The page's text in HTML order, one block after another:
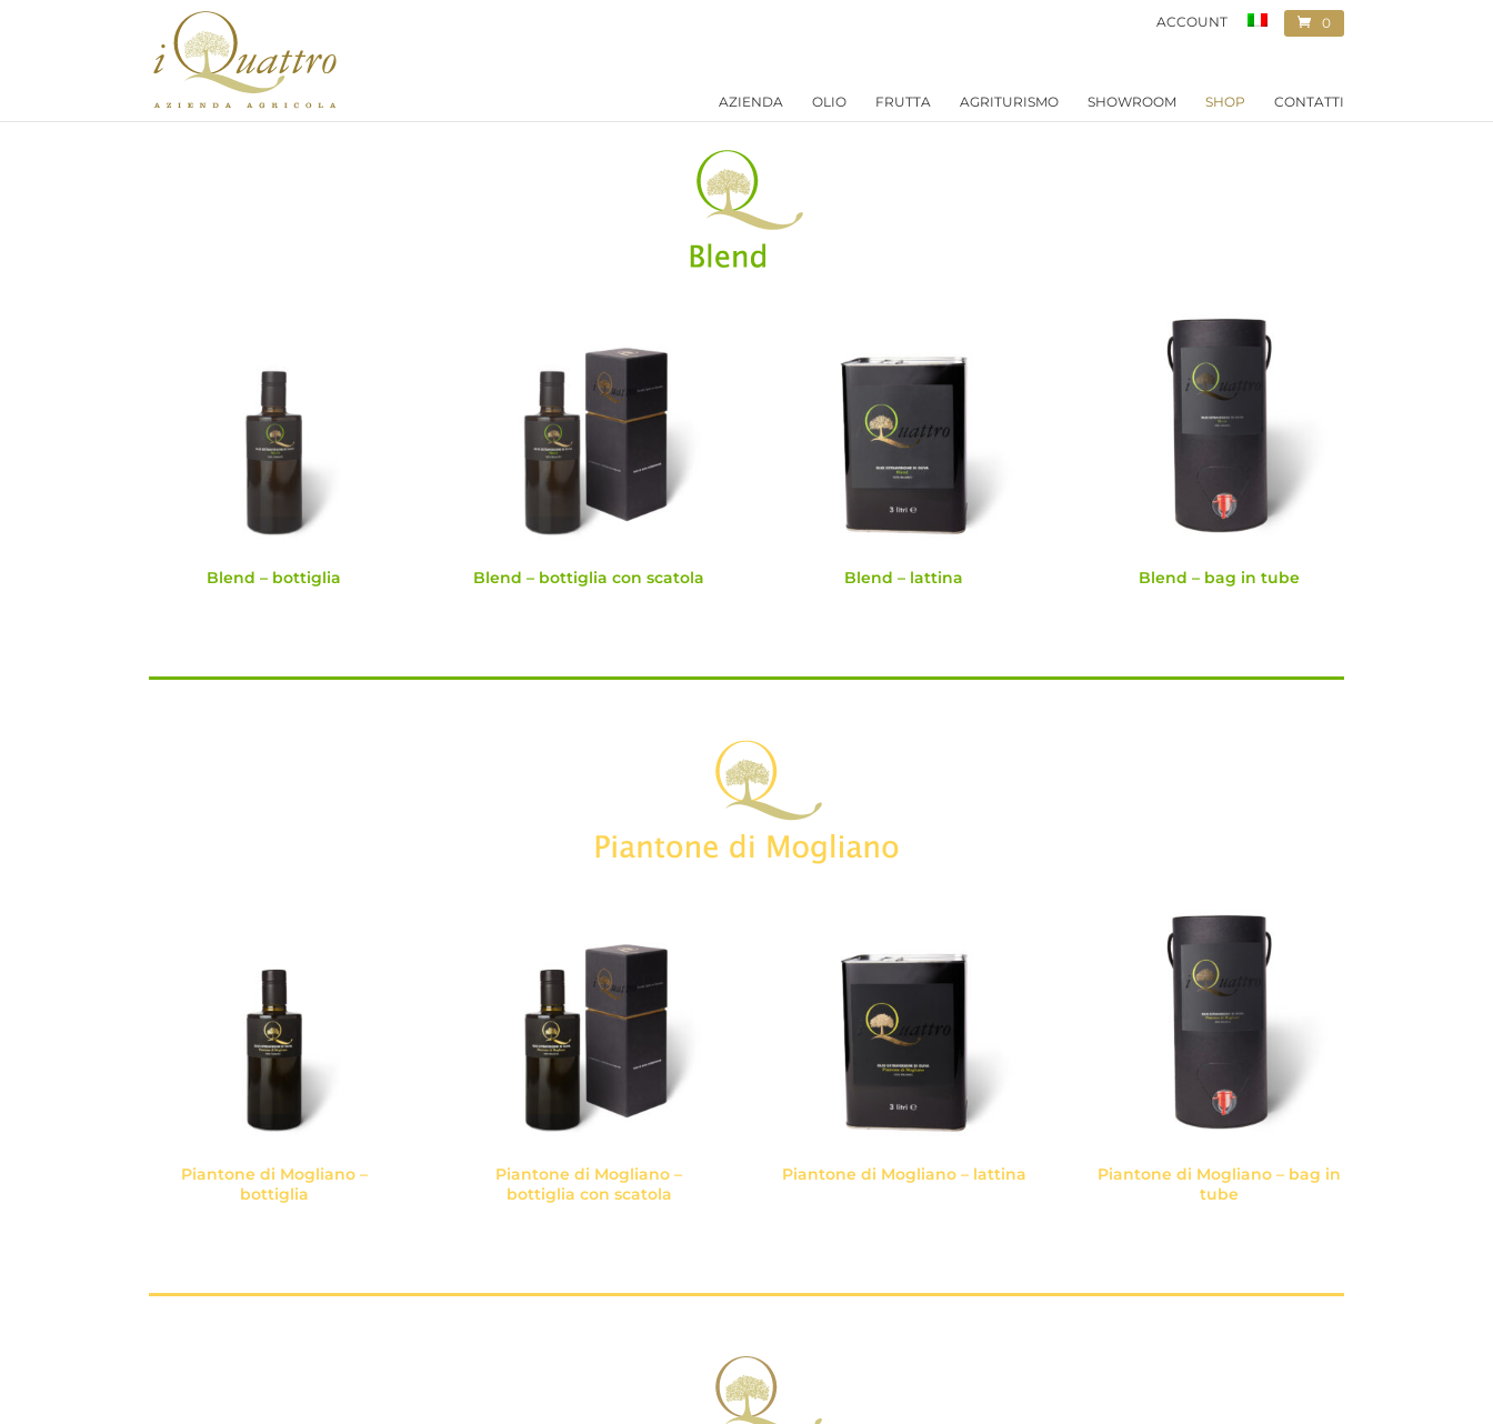
ACCOUNT
0
AZIENDA OLIO FRUTTA AGRITURISMO SHOWROOM SHOP CONTATTI
Blend – bottiglia Blend – bottiglia con scatola Blend – lattina Blend – bag in tube
Piantone di Mogliano –
bottiglia
Piantone di Mogliano –
bottiglia con scatola
Piantone di Mogliano – lattina
Piantone di Mogliano – bag in
tube